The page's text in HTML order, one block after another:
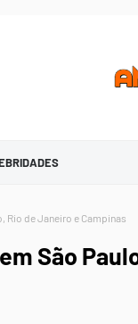
Rio de Janeiro e Campinas
São